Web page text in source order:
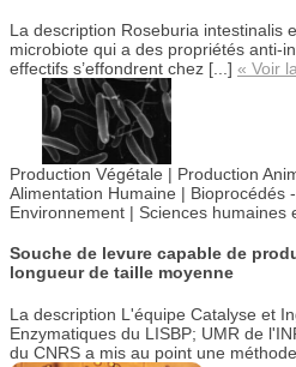
La description Roseburia intestinalis
microbiote qui a des propriétés anti-
effectifs s’effondrent chez [...] « Voir
Production Végétale | Production
Alimentation Humaine | Bioprocédés
Environnement | Sciences humaines
Souche de levure capable de
longueur de taille moyenne
La description L'équipe Catalyse et
Enzymatiques du LISBP; UMR de
du CNRS a mis au point une